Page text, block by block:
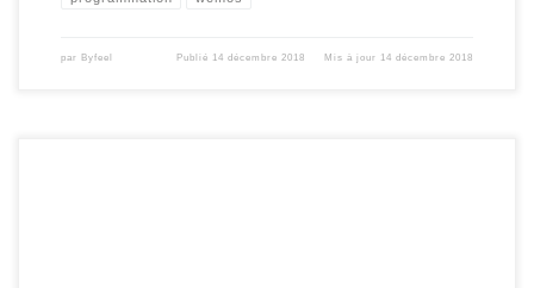
par Byfeel Publié 14 décembre 2018 Mis à jour 14 décembre 2018